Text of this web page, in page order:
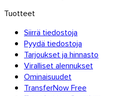
Tuotteet
Siirrä tiedostoja
Pyydä tiedostoja
Tarjoukset ja hinnasto
Viralliset alennukset
Ominaisuudet
TransferNow Free